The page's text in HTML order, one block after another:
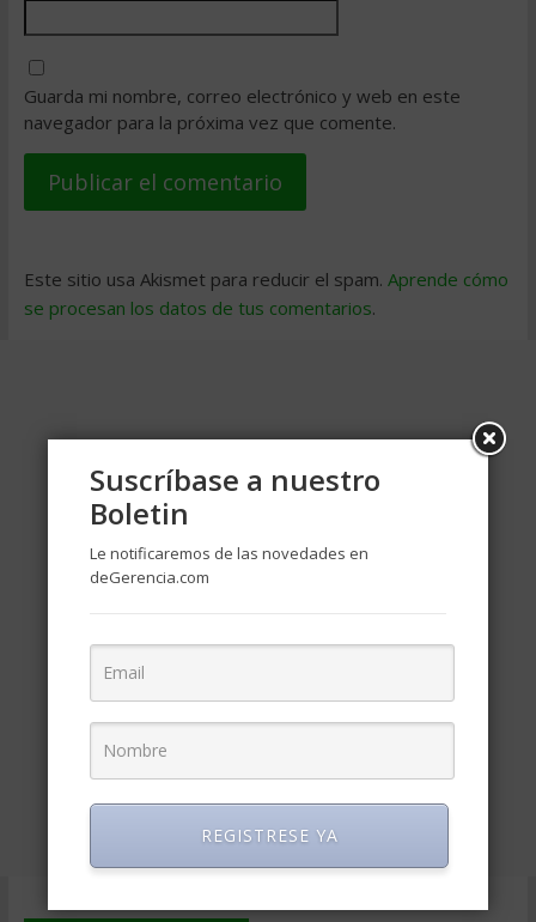
Guarda mi nombre, correo electrónico y web en este
navegador para la próxima vez que comente.
Este sitio usa Akismet para reducir el spam. Aprende cómo
se procesan los datos de tus comentarios.
Suscríbase a nuestro
Boletin
Le notificaremos de las novedades en
deGerencia.com
REGISTRESE YA